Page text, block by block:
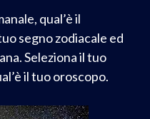
qual’è il
segno zodiacale ed
Seleziona il tuo
il tuo oroscopo.